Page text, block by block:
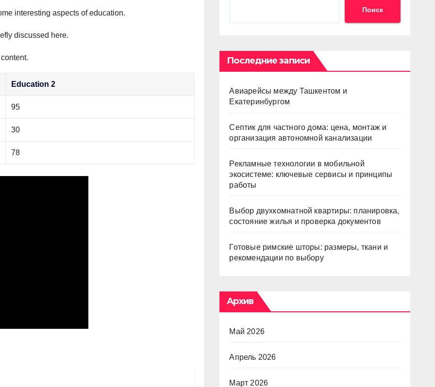
interesting aspects of education.
discussed here.
Education 2
95
30
78
Поиск
Последние записи
Авиарейсы между Ташкентом и
Екатеринбургом
Септик для частного дома: цена, монтаж и
организация автономной канализации
Рекламные технологии в мобильной
экосистеме: ключевые сервисы и принципы
работы
Выбор двухкомнатной квартиры: планировка,
состояние жилья и проверка документов
Готовые римские шторы: размеры, ткани и
рекомендации по выбору
Архив
Май 2026
Апрель 2026
Март 2026